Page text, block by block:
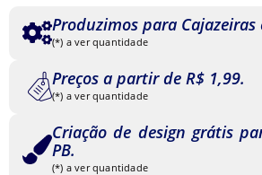
Produzimos para Cajazeiras
(*) a ver quantidade
Preços a partir de R$ 1,99.
(*) a ver quantidade
Criação de design grátis
PB.
(*) a ver quantidade